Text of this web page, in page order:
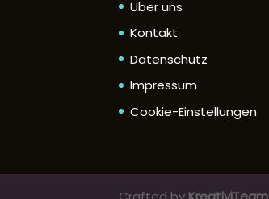
Über uns
Kontakt
Datenschutz
Impressum
Cookie-Einstellungen